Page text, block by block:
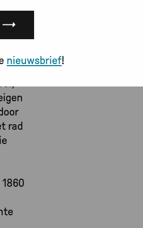
rad
nieuwsbrief!